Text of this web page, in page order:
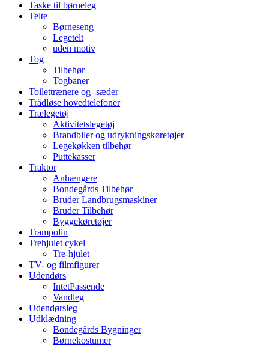
Taske til børneleg
Telte
Børneseng
Legetelt
uden motiv
Tog
Tilbehør
Togbaner
Toilettrænere og -sæder
Trådløse hovedtelefoner
Trælegetøj
Aktivitetslegetøj
Brandbiler og udrykningskøretøjer
Legekøkken tilbehør
Puttekasser
Traktor
Anhængere
Bondegårds Tilbehør
Bruder Landbrugsmaskiner
Bruder Tilbehør
Byggekøretøjer
Trampolin
Trehjulet cykel
Tre-hjulet
TV- og filmfigurer
Udendørs
IntetPassende
Vandleg
Udendørsleg
Udklædning
Bondegårds Bygninger
Børnekostumer